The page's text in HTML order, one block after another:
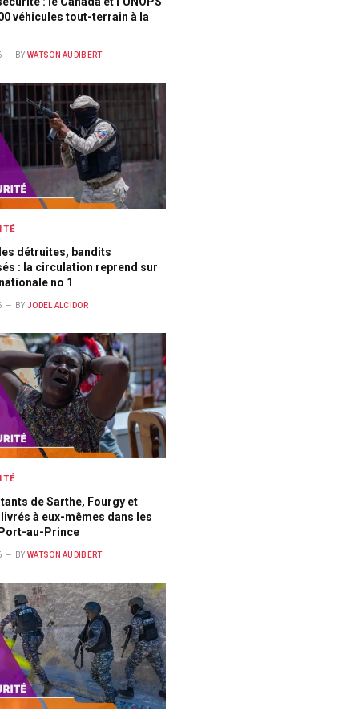
véhicules tout-terrain à la
BY WATSON AUDIBERT
détruites, bandits
: la circulation reprend sur
no 1
BY JODEL ALCIDOR
de Sarthe, Fourgy et
à eux-mêmes dans les
au-Prince
BY WATSON AUDIBERT